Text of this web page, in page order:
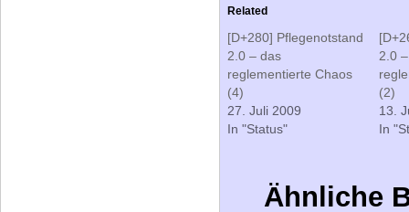
Related
[D+280] Pflegenotstand
2.0 – das
In "Status"
2.0
In